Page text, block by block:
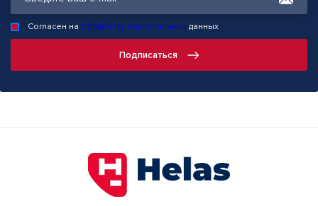
Подписаться
Согласен на обработку персональных данных